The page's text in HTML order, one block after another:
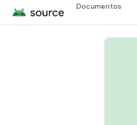
Documentos